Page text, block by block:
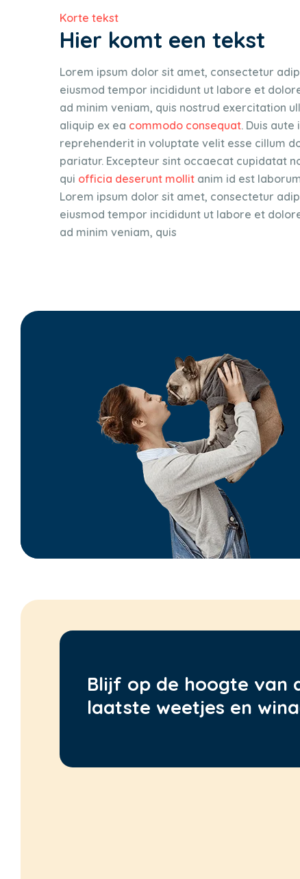
Korte tekst
Hier komt een tekst
Lorem ipsum dolor sit amet, consectetur
eiusmod tempor incididunt ut labore et
ad minim veniam, quis nostrud exercitation
aliquip ex ea commodo consequat. Duis
reprehenderit in voluptate velit esse cillum
pariatur. Excepteur sint occaecat cupidatat
qui officia deserunt mollit anim id est
Lorem ipsum dolor sit amet, consectetur
eiusmod tempor incididunt ut labore et
ad minim veniam, quis
Blijf op de hoogte van
laatste weetjes en